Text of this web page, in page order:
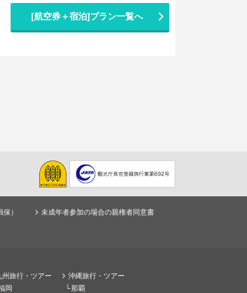
[航空券＋宿泊]プラン一覧へ
） 未成年者参加の場合の親権者同意書
州旅行・ツアー
岡
沖縄旅行・ツアー
那覇